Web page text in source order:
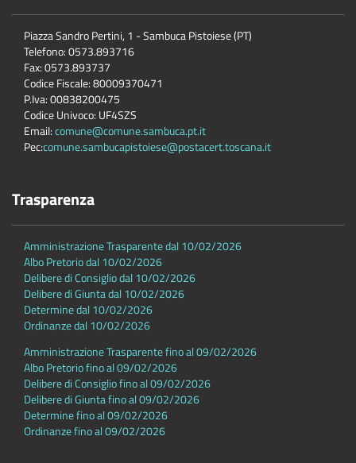
Piazza Sandro Pertini, 1 - Sambuca Pistoiese (PT)
Telefono: 0573.893716
Fax: 0573.893737
Codice Fiscale: 80009370471
P.Iva: 00838200475
Codice Univoco: UF4SZS
Email:comune@comune.sambuca.pt.it
Pec:comune.sambucapistoiese@postacert.toscana.it
Trasparenza
Amministrazione Trasparente dal 10/02/2026
Albo Pretorio dal 10/02/2026
Delibere di Consiglio dal 10/02/2026
Delibere di Giunta dal 10/02/2026
Determine dal 10/02/2026
Ordinanze dal 10/02/2026
Amministrazione Trasparente fino al 09/02/2026
Albo Pretorio fino al 09/02/2026
Delibere di Consiglio fino al 09/02/2026
Delibere di Giunta fino al 09/02/2026
Determine fino al 09/02/2026
Ordinanze fino al 09/02/2026